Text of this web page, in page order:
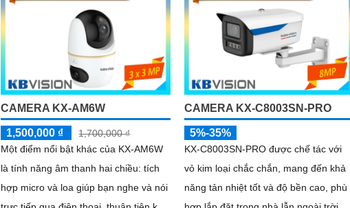
CAMERA KX-AM6W
1,500,000 ₫
1,700,000 ₫
Một điểm nổi bật khác của KX‑AM6W
là tính năng âm thanh hai chiều: tích
hợp micro và loa giúp bạn nghe và nói
CAMERA KX-C8003SN-PRO
5%-35%
KX-C8003SN-PRO được chế tác với
vỏ kim loại chắc chắn, mang đến khả
năng tản nhiệt tốt và độ bền cao, phù